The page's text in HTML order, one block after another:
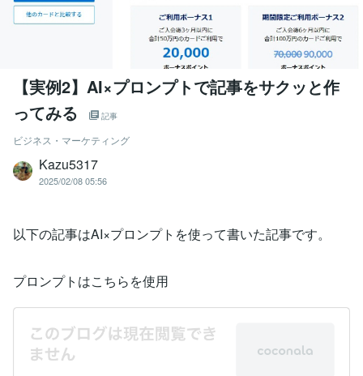
【実例2】AI×プロンプトで記事をサクッと作
ってみる
記事
ビジネス・マーケティング
Kazu5317
2025/02/08 05:56
以下の記事はAI×プロンプトを使って書いた記事です。
プロンプトはこちらを使用